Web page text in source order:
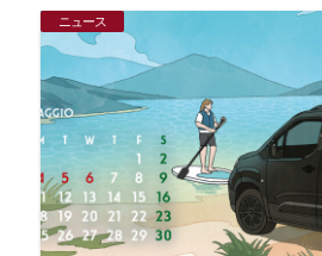
ニュース